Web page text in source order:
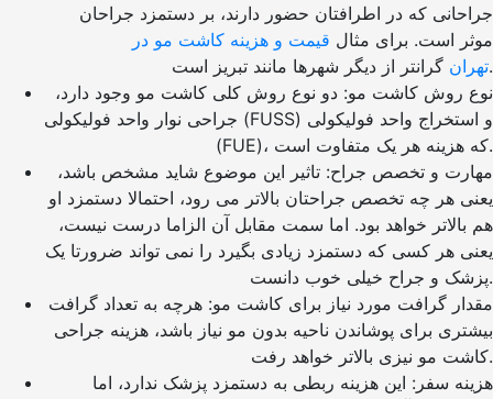
جراحانی که در اطرافتان حضور دارند، بر دستمزد جراحان
موثر است. برای مثال قیمت و هزینه کاشت مو در
تهرانگرانتر از دیگر شهرها مانند تبریز است.
نوع روش کاشت مو: دو نوع روش کلی کاشت مو وجود دارد،
جراحی نوار واحد فولیکولی (FUSS) و استخراج واحد فولیکولی
(FUE)، که هزینه هر یک متفاوت است.
مهارت و تخصص جراح: تاثیر این موضوع شاید مشخص باشد،
یعنی هر چه تخصص جراحتان بالاتر می رود، احتمالا دستمزد او
هم بالاتر خواهد بود. اما سمت مقابل آن الزاما درست نیست،
یعنی هر کسی که دستمزد زیادی بگیرد را نمی تواند ضرورتا یک
پزشک و جراح خیلی خوب دانست.
مقدار گرافت مورد نیاز برای کاشت مو: هرچه به تعداد گرافت
بیشتری برای پوشاندن ناحیه بدون مو نیاز باشد، هزینه جراحی
کاشت مو نیزی بالاتر خواهد رفت.
هزینه سفر: این هزینه ربطی به دستمزد پزشک ندارد، اما